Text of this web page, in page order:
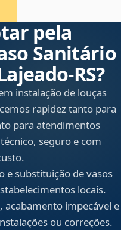
pela
Sanitário
instalação de louças
rapidez tanto para
para atendimentos
seguro e com
e substituição de vasos
locais.
acabamento impecável e
ou correções.